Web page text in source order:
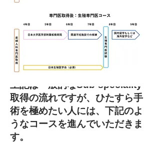
上記は一般的なSub-speciality
取得の流れですが、ひたすら手
術を極めたい人には、下記のよ
うなコースを進んでいただきま
す。